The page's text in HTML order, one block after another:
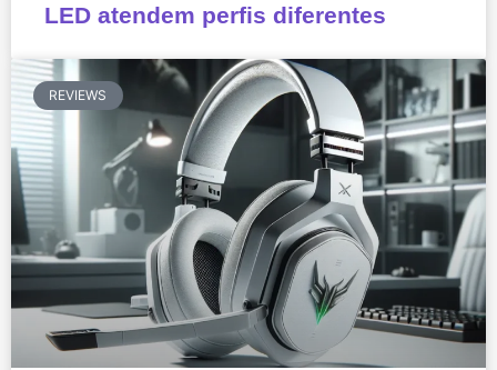
LED atendem perfis diferentes
REVIEWS